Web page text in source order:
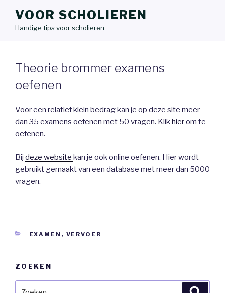
VOOR SCHOLIEREN
Handige tips voor scholieren
Theorie brommer examens
oefenen
Voor een relatief klein bedrag kan je op deze site meer
dan 35 examens oefenen met 50 vragen. Klik hierom te
oefenen.
Bij deze website kan je ook online oefenen. Hier wordt
gebruikt gemaakt van een database met meer dan 5000
vragen.
CATEGORIEËN
EXAMEN , VERVOER
ZOEKEN